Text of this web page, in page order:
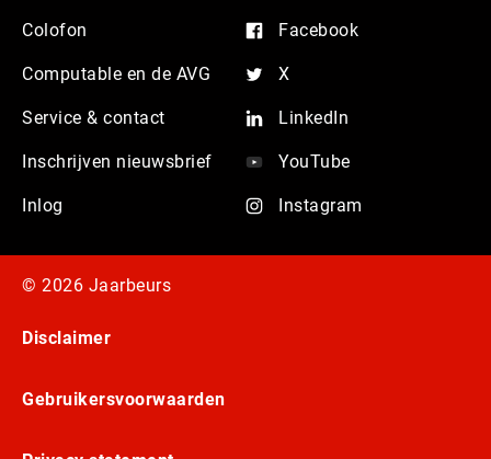
Colofon
Computable en de AVG
Service & contact
Inschrijven nieuwsbrief
Inlog
Facebook
X
LinkedIn
YouTube
Instagram
© 2026 Jaarbeurs
Disclaimer
Gebruikersvoorwaarden